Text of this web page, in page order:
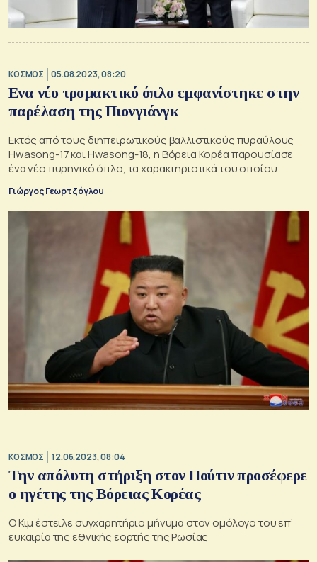
ΚΟΣΜΟΣ 05.08.2023, 08:20
Eνα νέο τρομακτικό όπλο εμφανίστηκε στην
παρέλαση της Πιονγιάνγκ
Εκτός από τους διηπειρωτικούς βαλλιστικούς πυραύλους
Hwasong-17 και Hwasong-18, η Βόρεια Κορέα παρουσίασε
ένα νέο πυρηνικό όπλο, τα χαρακτηριστικά του οποίου
προκαλούν τρόμο
Γιώργος Γεωρτζόγλου
ΚΟΣΜΟΣ 12.06.2023, 08:04
Την απόλυτη στήριξη στον Πούτιν προσέφερε
ο ηγέτης της Βόρειας Κορέας
Ο Κιμ έστειλε συγχαρητήριο μήνυμα στον ομόλογο του επ’
ευκαιρία της εθνικής εορτής της Ρωσίας